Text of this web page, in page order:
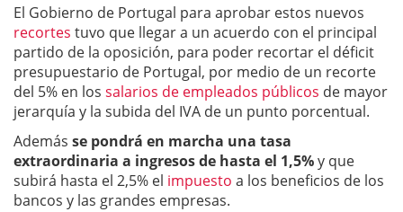
El Gobierno de Portugal para aprobar estos nuevos
recortes tuvo que llegar a un acuerdo con el principal
partido de la oposición, para poder recortar el déficit
presupuestario de Portugal, por medio de un recorte
del 5% en los salarios de empleados públicos de mayor
jerarquía y la subida del IVA de un punto porcentual.
Además se pondrá en marcha una tasa
extraordinaria a ingresos de hasta el 1,5%y que
subirá hasta el 2,5% el impuesto a los beneficios de los
bancos y las grandes empresas.